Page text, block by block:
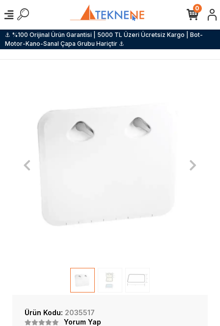
⚓ %100 Orijinal Ürün Garantisi | 5000 TL Üzeri Ücretsiz Kargo | Bot-
Motor-Kano-Sanal Çapa Grubu Hariçtir ⚓
0
Ürün Kodu: 2035517
Yorum Yap